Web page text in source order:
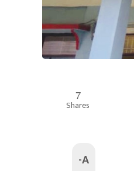
7
Shares
-A